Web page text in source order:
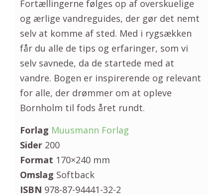
Fortællingerne følges op af overskuelige
og ærlige vandreguides, der gør det nemt
selv at komme af sted. Med i rygsækken
får du alle de tips og erfaringer, som vi
selv savnede, da de startede med at
vandre. Bogen er inspirerende og relevant
for alle, der drømmer om at opleve
Bornholm til fods året rundt.
Forlag Muusmann Forlag
Sider 200
Format 170×240 mm
Omslag Softback
ISBN 978-87-94441-32-2